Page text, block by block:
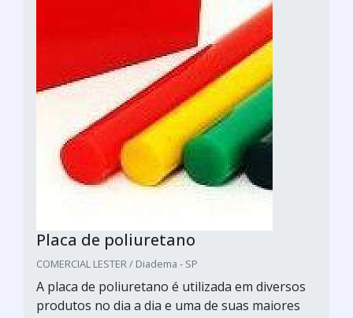
Placa de poliuretano
COMERCIAL LESTER / Diadema - SP
A placa de poliuretano é utilizada em diversos
produtos no dia a dia e uma de suas maiores